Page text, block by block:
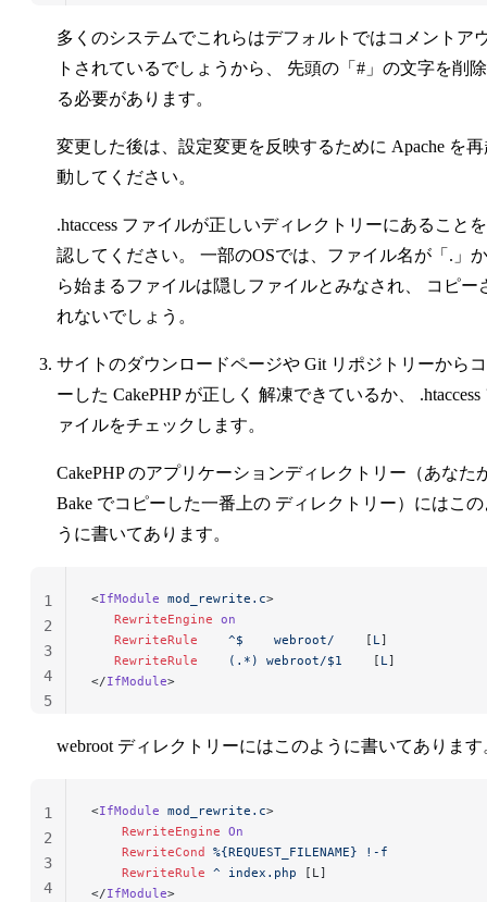
多くのシステムでこれらはデフォルトではコメントア
トされているでしょうから、 先頭の「#」の文字を削
る必要があります。
変更した後は、設定変更を反映するために Apache を
動してください。
.htaccess ファイルが正しいディレクトリーにあること
認してください。 一部のOSでは、ファイル名が「.」か
ら始まるファイルは隠しファイルとみなされ、 コピー
れないでしょう。
サイトのダウンロードページや Git リポジトリーから
ーした CakePHP が正しく 解凍できているか、 .htaccess
ァイルをチェックします。
CakePHP のアプリケーションディレクトリー（あなた
Bake でコピーした一番上の ディレクトリー）にはこの
うに書いてあります。
<IfModule mod_rewrite.c>
   RewriteEngine
on
   RewriteRule
    ^$
    webroot/
    [
L ]
   RewriteRule
    (.*)
webroot/$1
    [
L ]
</IfModule>
1
2
3
4
5
webroot ディレクトリーにはこのように書いてあります
<IfModule mod_rewrite.c>
    RewriteEngine
On
    RewriteCond
%{REQUEST_FILENAME} !-f
    RewriteRule
^ index.php [L]
</IfModule>
1
2
3
4